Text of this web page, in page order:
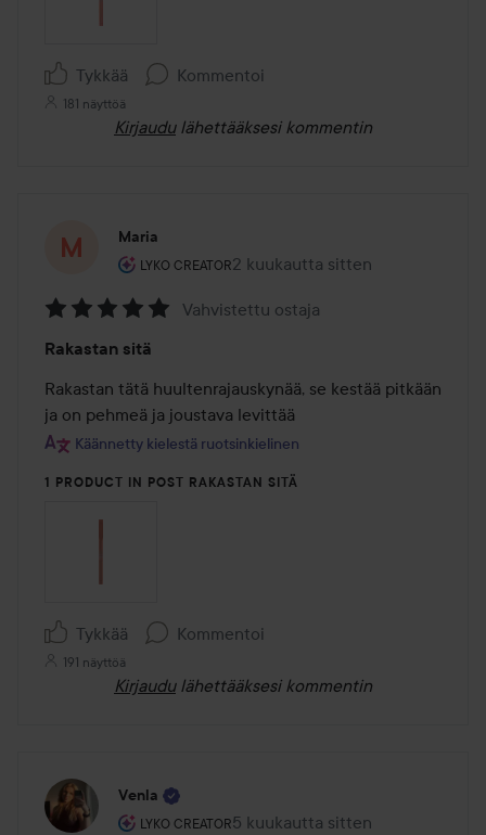
Tykkää Kommentoi
181 näyttöä
Kirjaudu lähettääksesi kommentin
Maria
LYKO CREATOR
Käyttäjän rooli: Lyko Creator.
2 kuukautta sitten
Viesti luotiin 2 kuukautta sitten
5
/
5
Vahvistettu ostaja
Rakastan sitä
Rakastan tätä huultenrajauskynää, se kestää pitkään
ja on pehmeä ja joustava levittää
Käännetty kielestä ruotsinkielinen
1 PRODUCT IN POST RAKASTAN SITÄ
Tykkää Kommentoi
191 näyttöä
Kirjaudu lähettääksesi kommentin
Venla
LYKO CREATOR
Käyttäjän rooli: Lyko Creator.
5 kuukautta sitten
Viesti luotiin 5 kuukautta sitten